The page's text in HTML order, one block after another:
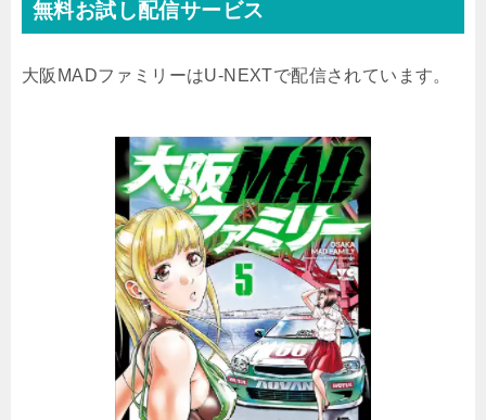
無料お試し配信サービス
大阪MADファミリーはU-NEXTで配信されています。